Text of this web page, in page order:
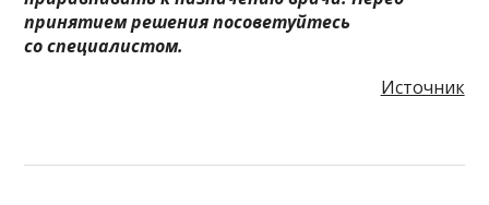
принятием решения посоветуйтесь
со специалистом.
Источник